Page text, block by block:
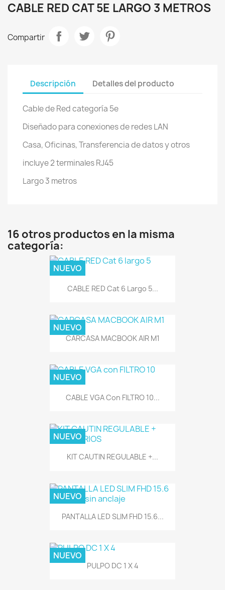
CABLE RED CAT 5E LARGO 3 METROS
Compartir
Descripción Detalles del producto
Cable de Red categoría 5e
Diseñado para conexiones de redes LAN
Casa, Oficinas, Transferencia de datos y otros
incluye 2 terminales RJ45
Largo 3 metros
16 otros productos en la misma
categoría:
CABLE RED Cat 6 Largo 5...
NUEVO
CARCASA MACBOOK AIR M1
NUEVO
CABLE VGA Con FILTRO 10...
NUEVO
KIT CAUTIN REGULABLE +...
NUEVO
PANTALLA LED SLIM FHD 15.6...
NUEVO
PULPO DC 1 X 4
NUEVO